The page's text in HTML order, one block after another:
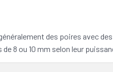
des poires avec des
8 ou 10 mm selon leur